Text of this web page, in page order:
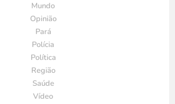
Mundo
Opinião
Pará
Polícia
Política
Região
Saúde
Vídeo